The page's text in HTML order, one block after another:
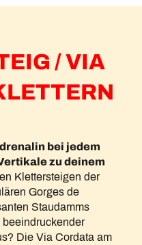
/ VIA
bei jedem
zu deinem
Klettersteigen der
Gorges de
Staudamms
Die Via Cordata am